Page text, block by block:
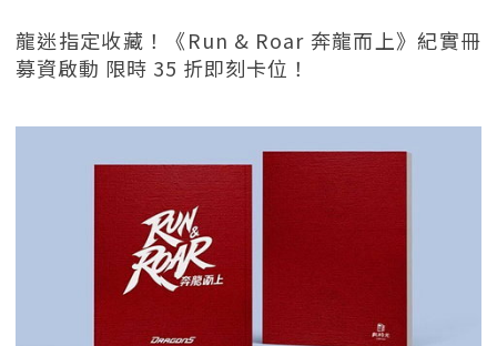
龍迷指定收藏！《Run & Roar 奔龍而上》紀實冊
募資啟動 限時 35 折即刻卡位！